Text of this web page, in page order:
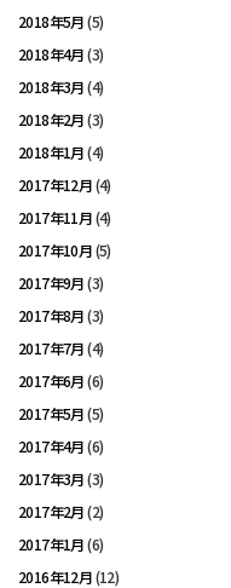
2018年5月(5)
2018年4月(3)
2018年3月(4)
2018年2月(3)
2018年1月(4)
2017年12月(4)
2017年11月(4)
2017年10月(5)
2017年9月(3)
2017年8月(3)
2017年7月(4)
2017年6月(6)
2017年5月(5)
2017年4月(6)
2017年3月(3)
2017年2月(2)
2017年1月(6)
2016年12月(12)